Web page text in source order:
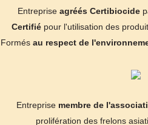
Entreprise agréés Certibiocide
Certifié pour l'utilisation des
Formés au respect de
Entreprise membre de
prolifération des frelons